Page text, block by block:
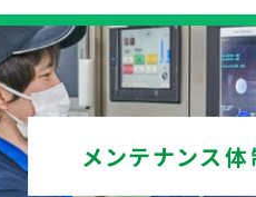
メンテナンス